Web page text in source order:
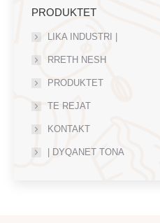
PRODUKTET
LIKA INDUSTRI |
RRETH NESH
PRODUKTET
TE REJAT
KONTAKT
| DYQANET TONA